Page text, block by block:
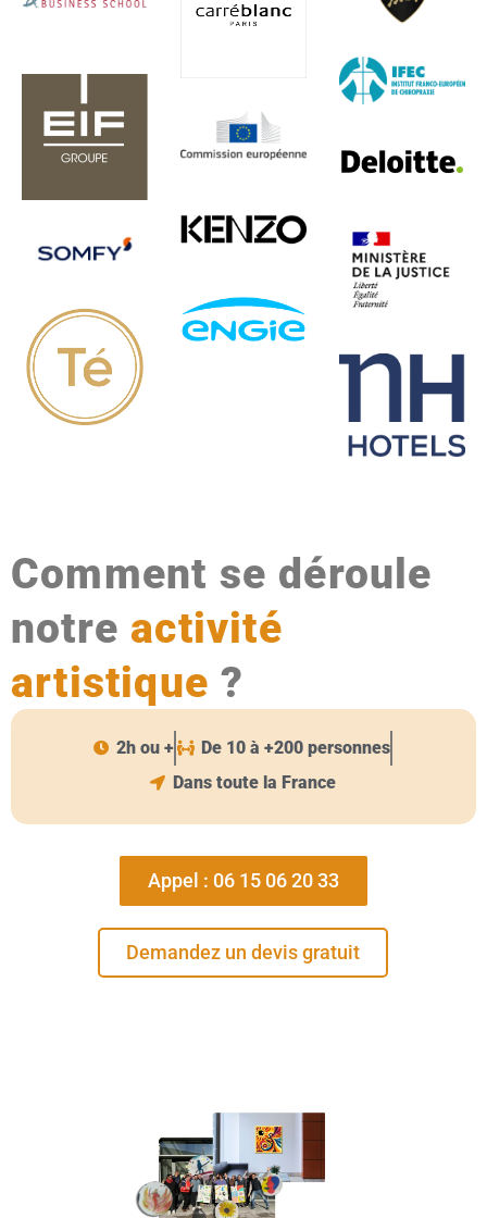
Comment se déroule
notre activité
artistique ?
2h ou +
De 10 à +200 personnes
Dans toute la France
Appel : 06 15 06 20 33
Demandez un devis gratuit